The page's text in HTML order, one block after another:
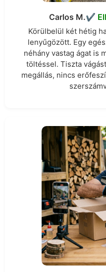
Carlos M.✔︎
Körülbelül két hétig
lenyűgözött. Egy
néhány vastag ágat is
töltéssel. Tiszta
megállás, nincs